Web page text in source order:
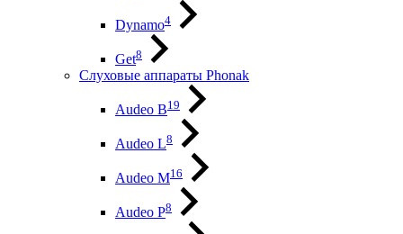
Dynamo4
Get8
Слуховые аппараты Phonak
Audeo B19
Audeo L8
Audeo М16
Audeo P8